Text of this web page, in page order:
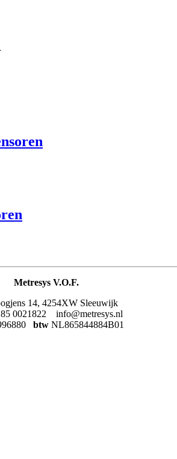
Metresys V.O.F.
14, 4254XW Sleeuwijk
0021822 info@metresys.nl
btw NL865844884B01